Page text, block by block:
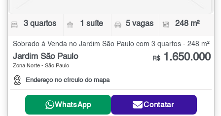
3 quartos 1 suíte 5 vagas 248 m²
Sobrado à Venda no Jardim São Paulo com 3 quartos - 248 m²
Jardim São Paulo
Zona Norte - São Paulo
Endereço no círculo do mapa
R$ 1.650.000
WhatsApp Contatar